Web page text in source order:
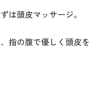
は頭皮マッサージ。
指の腹で優しく頭皮を